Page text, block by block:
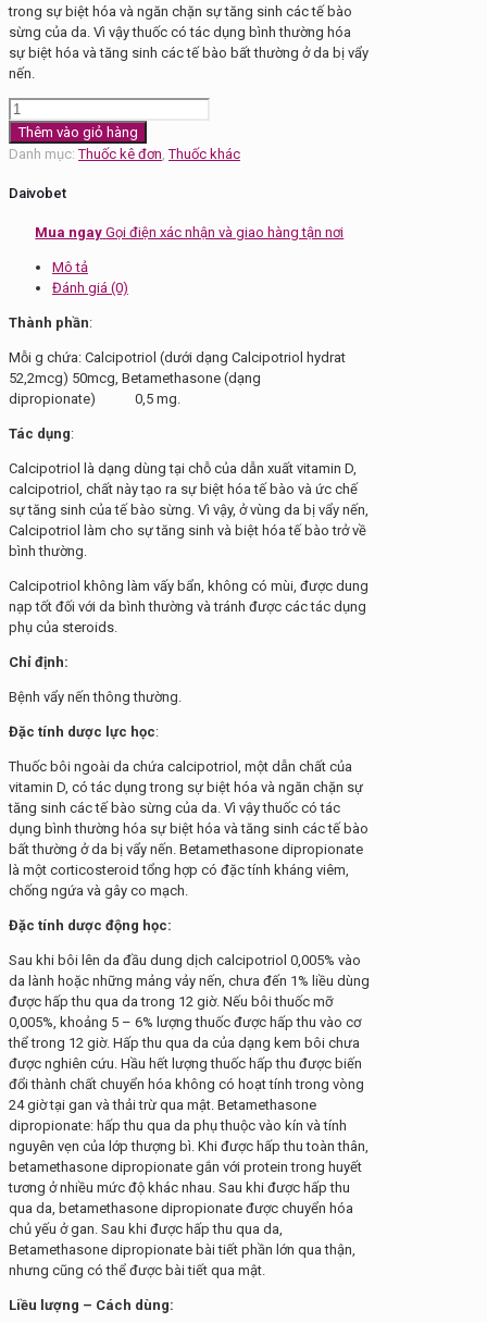
trong sự biệt hóa và ngăn chặn sự tăng sinh các tế bào
sừng của da. Vì vậy thuốc có tác dụng bình thường hóa
sự biệt hóa và tăng sinh các tế bào bất thường ở da bị vẩy
nến.
Thuốc
trị
vẩy
Daivobet
lượng
Thêm vào giỏ hàng
Danh mục:Thuốc kê đơn ,Thuốc khác
Daivobet
Mua ngay Gọi điện xác nhận và giao hàng tận nơi
Mô tả
Đánh giá (0)
Thành phần:
Mỗi g chứa: Calcipotriol (dưới dạng Calcipotriol hydrat
52,2mcg) 50mcg, Betamethasone (dạng
dipropionate) 0,5 mg.
Tác dụng:
Calcipotriol là dạng dùng tại chỗ của dẫn xuất vitamin D,
calcipotriol, chất này tạo ra sự biệt hóa tế bào và ức chế
sự tăng sinh của tế bào sừng. Vì vậy, ở vùng da bị vẩy nến,
Calcipotriol làm cho sự tăng sinh và biệt hóa tế bào trở về
bình thường.
Calcipotriol không làm vấy bẩn, không có mùi, được dung
nạp tốt đối với da bình thường và tránh được các tác dụng
phụ của steroids.
Chỉ định:
Bệnh vẩy nến thông thường.
Đặc tính dược lực học:
Thuốc bôi ngoài da chứa calcipotriol, một dẫn chất của
vitamin D, có tác dụng trong sự biệt hóa và ngăn chặn sự
tăng sinh các tế bào sừng của da. Vì vậy thuốc có tác
dụng bình thường hóa sự biệt hóa và tăng sinh các tế bào
bất thường ở da bị vẩy nến. Betamethasone dipropionate
là một corticosteroid tổng hợp có đặc tính kháng viêm,
chống ngứa và gây co mạch.
Đặc tính dược động học:
Sau khi bôi lên da đầu dung dịch calcipotriol 0,005% vào
da lành hoặc những mảng vảy nến, chưa đến 1% liều dùng
được hấp thu qua da trong 12 giờ. Nếu bôi thuốc mỡ
0,005%, khoảng 5 – 6% lượng thuốc được hấp thu vào cơ
thể trong 12 giờ. Hấp thu qua da của dạng kem bôi chưa
được nghiên cứu. Hầu hết lượng thuốc hấp thu được biến
đổi thành chất chuyển hóa không có hoạt tính trong vòng
24 giờ tại gan và thải trừ qua mật. Betamethasone
dipropionate: hấp thu qua da phụ thuộc vào kín và tính
nguyên vẹn của lớp thượng bì. Khi được hấp thu toàn thân,
betamethasone dipropionate gắn với protein trong huyết
tương ở nhiều mức độ khác nhau. Sau khi được hấp thu
qua da, betamethasone dipropionate được chuyển hóa
chủ yếu ở gan. Sau khi được hấp thu qua da,
Betamethasone dipropionate bài tiết phần lớn qua thận,
nhưng cũng có thể được bài tiết qua mật.
Liều lượng – Cách dùng: